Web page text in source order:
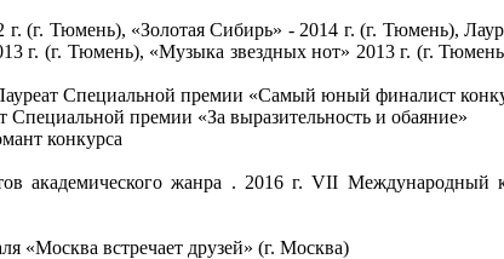
(г. Тюмень), «Золотая Сибирь» - 2014 г. (г. Тюмень),
г. (г. Тюмень), «Музыка звездных нот» 2013 г. (г.
Специальной премии «Самый юный финалист
премии «За выразительность и обаяние»
конкурса
академического жанра . 2016 г. VII
«Москва встречает друзей» (г. Москва)